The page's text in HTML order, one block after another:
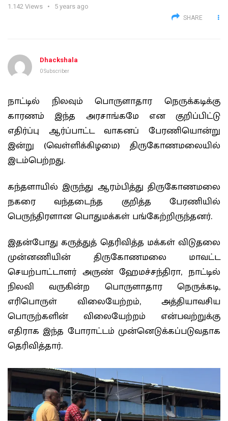
1.142 Views 5 years ago
SHARE
Dhackshala
0 Subscriber
நாட்டில் நிலவும் பொருளாதார நெருக்கடிக்கு
காரணம் இந்த அரசாங்கமே என குறிப்பிட்டு
எதிர்ப்பு ஆர்ப்பாட்ட வாகனப் பேரணியொன்று
இன்று (வெள்ளிக்கிழமை) திருகோணமலையில்
இடம்பெற்றது.
கந்தளாயில் இருந்து ஆரம்பித்து திருகோணமலை
நகரை வந்தடைந்த குறித்த பேரணியில்
பெருந்திரளான பொதுமக்கள் பங்கேற்றிருந்தனர்.
இதன்போது கருத்துத் தெரிவித்த மக்கள் விடுதலை
முன்னணியின் திருகோணமலை மாவட்ட
செயற்பாட்டாளர் அருண் ஹேமச்சந்திரா, நாட்டில்
நிலவி வருகின்ற பொருளாதார நெருக்கடி,
எரிபொருள் விலையேற்றம், அத்தியாவசிய
பொருற்களின் விலையேற்றம் என்பவற்றுக்கு
எதிராக இந்த போராட்டம் முன்னெடுக்கப்படுவதாக
தெரிவித்தார்.